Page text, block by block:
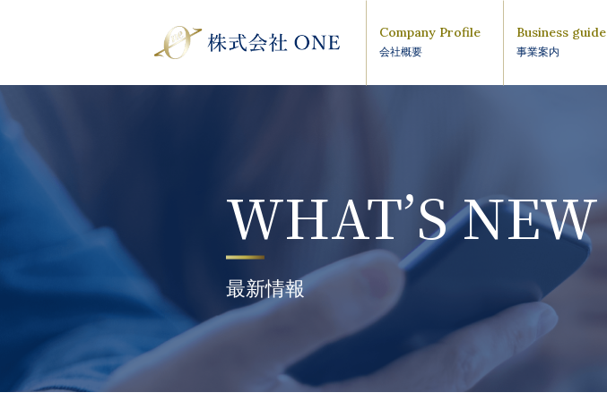
Company Profile
会社概要
Business guide
事業案内
WHAT’S NEW
最新情報